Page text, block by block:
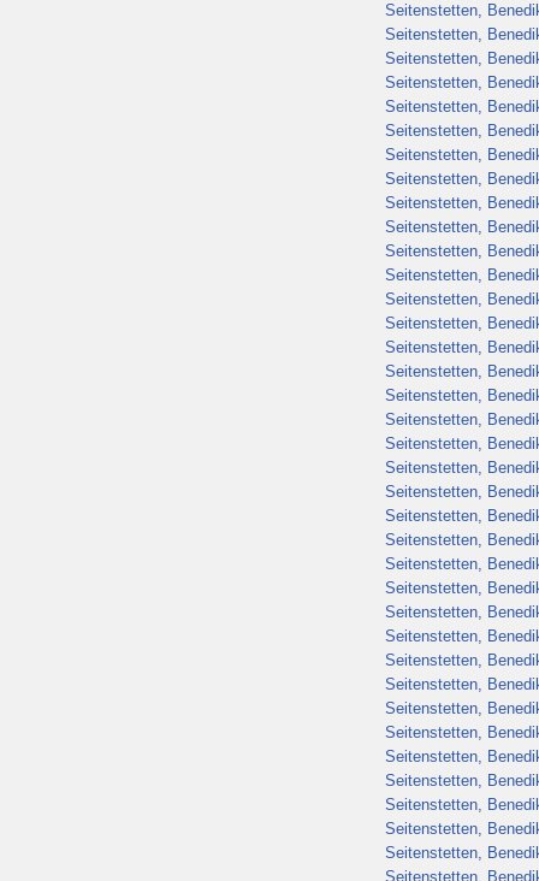
Seitenstetten,
Seitenstetten,
Seitenstetten,
Seitenstetten,
Seitenstetten,
Seitenstetten,
Seitenstetten,
Seitenstetten,
Seitenstetten,
Seitenstetten,
Seitenstetten,
Seitenstetten,
Seitenstetten,
Seitenstetten,
Seitenstetten,
Seitenstetten,
Seitenstetten,
Seitenstetten,
Seitenstetten,
Seitenstetten,
Seitenstetten,
Seitenstetten,
Seitenstetten,
Seitenstetten,
Seitenstetten,
Seitenstetten,
Seitenstetten,
Seitenstetten,
Seitenstetten,
Seitenstetten,
Seitenstetten,
Seitenstetten,
Seitenstetten,
Seitenstetten,
Seitenstetten,
Seitenstetten,
Seitenstetten,